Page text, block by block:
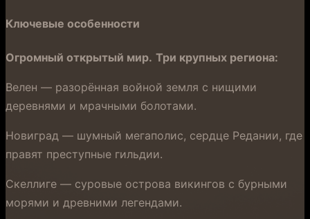
Ключевые особенности
Огромный открытый мир. Три крупных региона:
Велен — разорённая войной земля с нищими
деревнями и мрачными болотами.
Новиград — шумный мегаполис, сердце Редании, где
правят преступные гильдии.
Скеллиге — суровые острова викингов с бурными
морями и древними легендами.